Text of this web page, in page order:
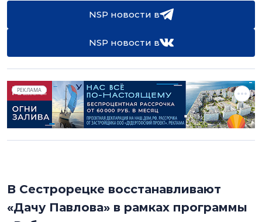
NSP новости в
NSP новости в
РЕКЛАМА
В Сестрорецке восстанавливают
«Дачу Павлова» в рамках программы